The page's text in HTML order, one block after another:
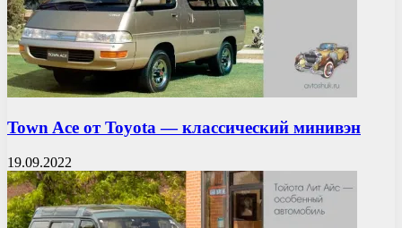
Town Ace от Toyota — классический минивэн
19.09.2022